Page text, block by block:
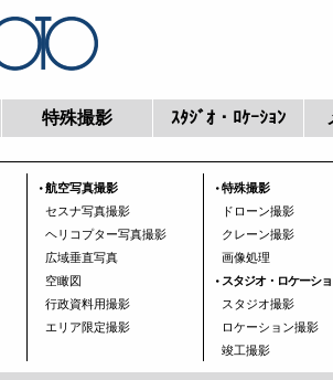
特殊撮影 ｽﾀｼﾞｵ・ﾛｹｰｼｮﾝ
航空写真撮影
セスナ写真撮影
ヘリコプター写真撮影
広域垂直写真
空瞰図
行政資料用撮影
エリア限定撮影
特殊撮影
ドローン撮影
クレーン撮影
画像処理
スタジオ・ロケーシ
スタジオ撮影
ロケーション撮影
竣工撮影